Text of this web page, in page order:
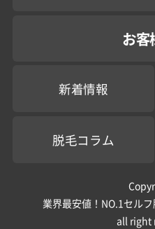
お客
新着情報
脱毛コラム
業界最安値！NO.1セル
all right